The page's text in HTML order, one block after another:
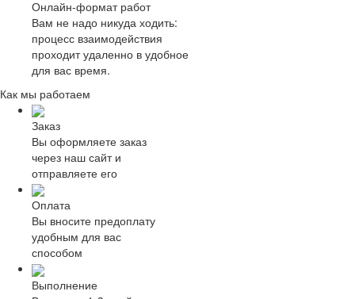
Онлайн-формат работ
Вам не надо никуда ходить:
процесс взаимодействия
проходит удаленно в удобное
для вас время.
Как мы работаем
Заказ
Вы оформляете заказ
через наш сайт и
отправляете его
Оплата
Вы вносите предоплату
удобным для вас
способом
Выполнение